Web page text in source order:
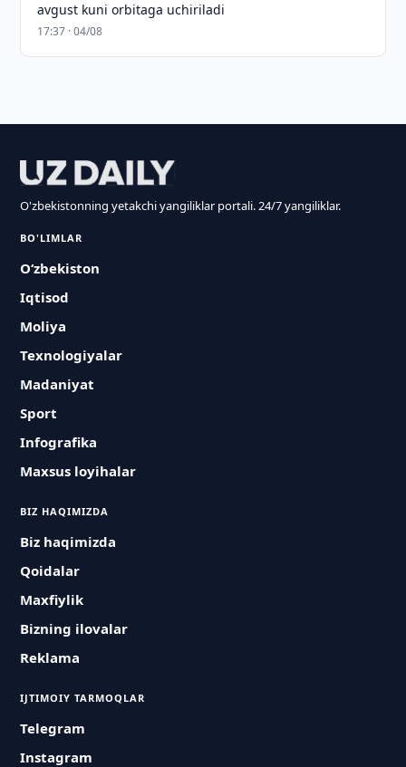
avgust kuni orbitaga uchiriladi
17:37 · 04/08
O'zbekistonning yetakchi yangiliklar portali. 24/7 yangiliklar.
BO'LIMLAR
O‘zbekiston
Iqtisod
Moliya
Texnologiyalar
Madaniyat
Sport
Infografika
Maxsus loyihalar
BIZ HAQIMIZDA
Biz haqimizda
Qoidalar
Maxfiylik
Bizning ilovalar
Reklama
IJTIMOIY TARMOQLAR
Telegram
Instagram